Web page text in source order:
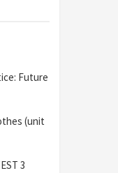
Future
(unit
3